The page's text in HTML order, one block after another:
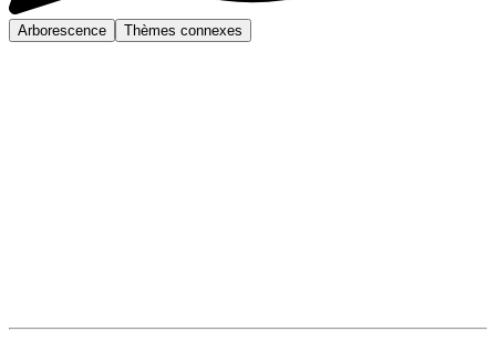
Arborescence Thèmes connexes